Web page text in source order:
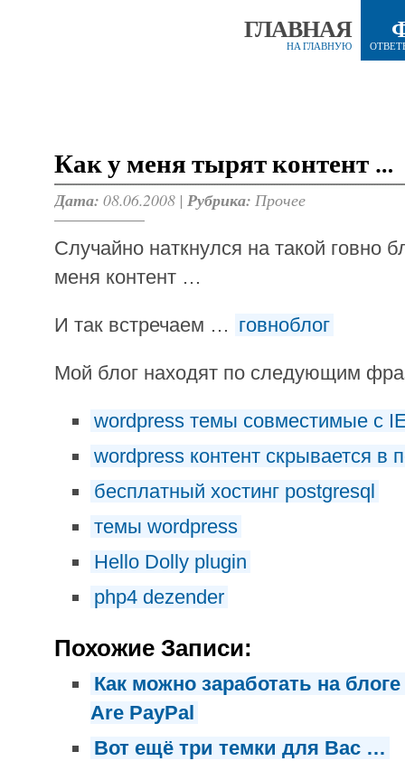
ГЛАВНАЯ
НА ГЛАВНУЮ
Как у меня тырят контент …
Дата: 08.06.2008 | Рубрика: Прочее
Случайно наткнулся на такой говно
меня контент …
И так встречаем … говноблог
Мой блог находят по следующим
wordpress темы совместимые с
wordpress контент скрывается в
бесплатный хостинг postgresql
темы wordpress
Hello Dolly plugin
php4 dezender
Похожие Записи:
Как можно заработать на
Are PayPal
Вот ещё три темки для Вас …